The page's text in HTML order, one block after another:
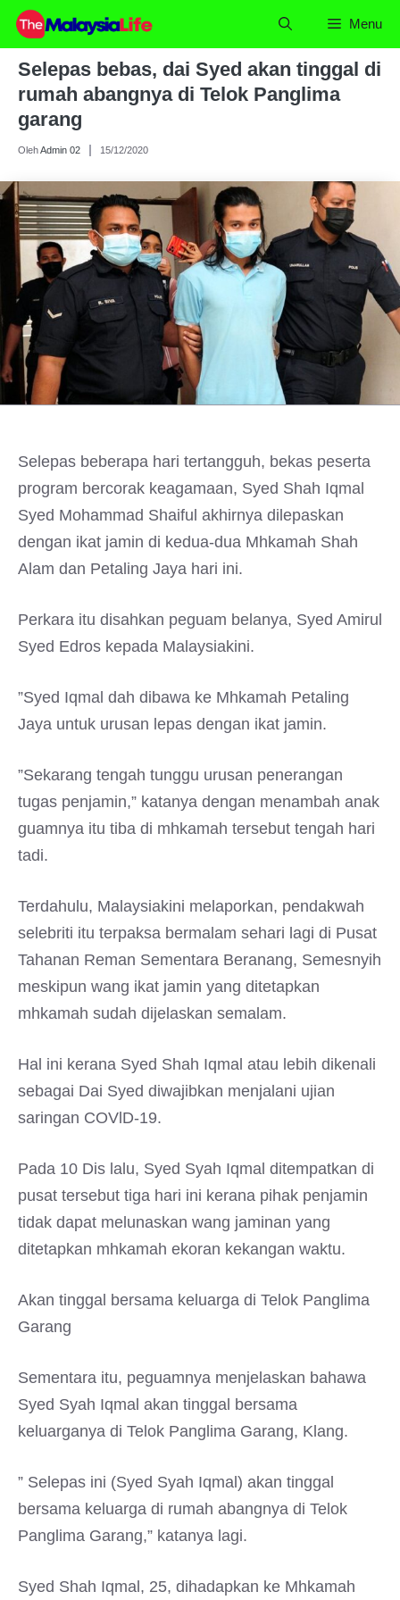
Skip
content
Menu
Selepas bebas, dai Syed akan tinggal di
rumah abangnya di Telok Panglima
garang
OlehAdmin 02 15/12/2020
Selepas beberapa hari tertangguh, bekas peserta
program bercorak keagamaan, Syed Shah Iqmal
Syed Mohammad Shaiful akhirnya dilepaskan
dengan ikat jamin di kedua-dua Mhkamah Shah
Alam dan Petaling Jaya hari ini.
Perkara itu disahkan peguam belanya, Syed Amirul
Syed Edros kepada Malaysiakini.
”Syed Iqmal dah dibawa ke Mhkamah Petaling
Jaya untuk urusan lepas dengan ikat jamin.
”Sekarang tengah tunggu urusan penerangan
tugas penjamin,” katanya dengan menambah anak
guamnya itu tiba di mhkamah tersebut tengah hari
tadi.
Terdahulu, Malaysiakini melaporkan, pendakwah
selebriti itu terpaksa bermalam sehari lagi di Pusat
Tahanan Reman Sementara Beranang, Semesnyih
meskipun wang ikat jamin yang ditetapkan
mhkamah sudah dijelaskan semalam.
Hal ini kerana Syed Shah Iqmal atau lebih dikenali
sebagai Dai Syed diwajibkan menjalani ujian
saringan COVlD-19.
Pada 10 Dis lalu, Syed Syah Iqmal ditempatkan di
pusat tersebut tiga hari ini kerana pihak penjamin
tidak dapat melunaskan wang jaminan yang
ditetapkan mhkamah ekoran kekangan waktu.
Akan tinggal bersama keluarga di Telok Panglima
Garang
Sementara itu, peguamnya menjelaskan bahawa
Syed Syah Iqmal akan tinggal bersama
keluarganya di Telok Panglima Garang, Klang.
” Selepas ini (Syed Syah Iqmal) akan tinggal
bersama keluarga di rumah abangnya di Telok
Panglima Garang,” katanya lagi.
Syed Shah Iqmal, 25, dihadapkan ke Mhkamah